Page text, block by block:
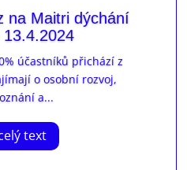
na Maitri dýchání
účastníků přichází z
o osobní rozvoj,
a...
text